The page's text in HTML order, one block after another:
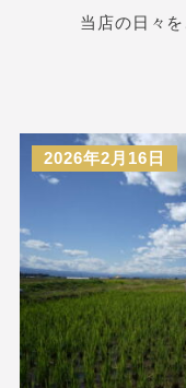
当店の日々
2026年2月16日